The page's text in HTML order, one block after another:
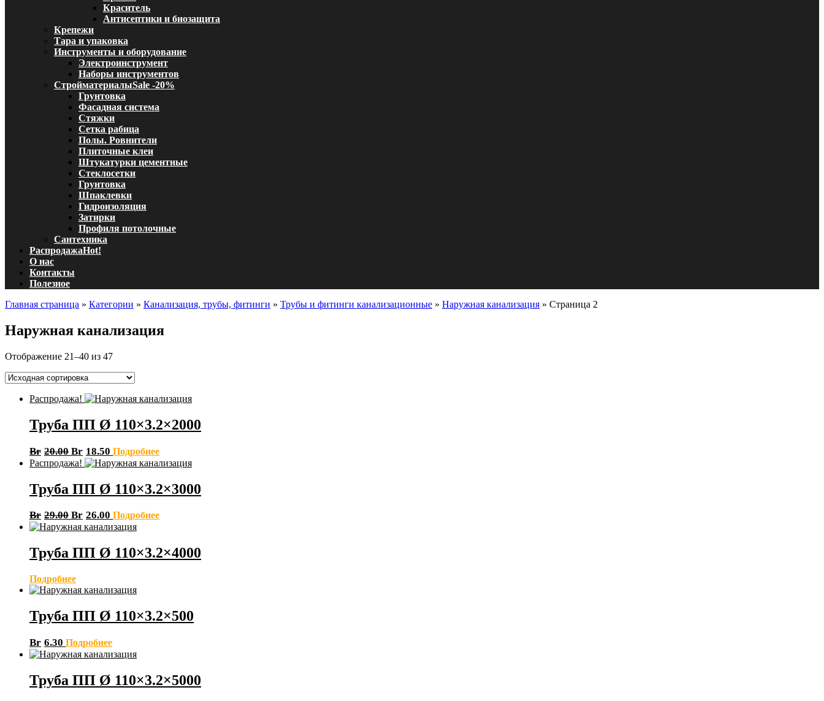
Краситель
Антисептики и биозащита
Крепежи
Тара и упаковка
Инструменты и оборудование
Электроинструмент
Наборы инструментов
СтройматериалыSale -20%
Грунтовка
Фасадная система
Стяжки
Сетка рабица
Полы. Ровнители
Плиточные клеи
Штукатурки цементные
Стеклосетки
Грунтовка
Шпаклевки
Гидроизоляция
Затирки
Профиля потолочные
Сантехника
РаспродажаHot!
О нас
Контакты
Полезное
Главная страница » Категории » Канализация, трубы, фитинги » Трубы и фитинги канализационные » Наружная канализация » Страница 2
Наружная канализация
Отображение 21–40 из 47
Распродажа!
Труба ПП Ø 110×3.2×2000
Br 20.00 Br 18.50 Подробнее
Распродажа!
Труба ПП Ø 110×3.2×3000
Br 29.00 Br 26.00 Подробнее
Труба ПП Ø 110×3.2×4000
Подробнее
Труба ПП Ø 110×3.2×500
Br 6.30 Подробнее
Труба ПП Ø 110×3.2×5000